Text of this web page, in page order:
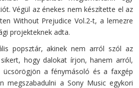
Végül az énekes nem készítette el az
Without Prejudice Vol.2-t, a lemezre
projekteknek adta.
popsztár, akinek nem arról szól az
hogy dalokat írjon, hanem arról,
ücsörögjön a fénymásoló és a faxgép
megszabadulni a Sony Music egykori